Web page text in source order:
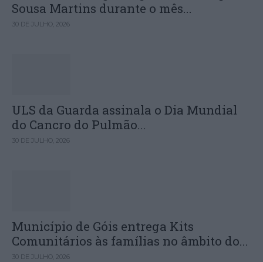
Sousa Martins durante o mês...
30 DE JULHO, 2026
ULS da Guarda assinala o Dia Mundial
do Cancro do Pulmão...
30 DE JULHO, 2026
Município de Góis entrega Kits
Comunitários às famílias no âmbito do...
30 DE JULHO, 2026